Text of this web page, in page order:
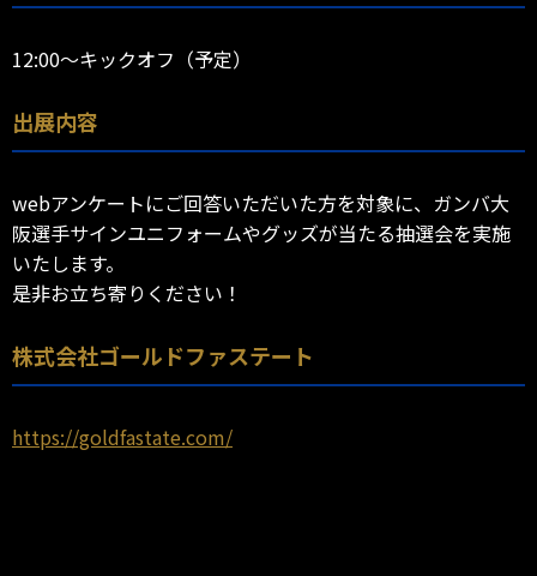
12:00～キックオフ（予定）
出展内容
webアンケートにご回答いただいた方を対象に、ガンバ大
阪選手サインユニフォームやグッズが当たる抽選会を実施
いたします。
是非お立ち寄りください！
株式会社ゴールドファステート
https://goldfastate.com/